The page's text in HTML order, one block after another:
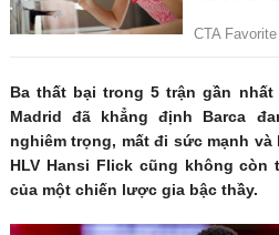
Ba thất bại trong 5 trận gần nhất
Madrid đã khẳng định Barca
nghiêm trọng, mất đi sức mạnh
HLV Hansi Flick cũng không còn
của một chiến lược gia bậc thầy.